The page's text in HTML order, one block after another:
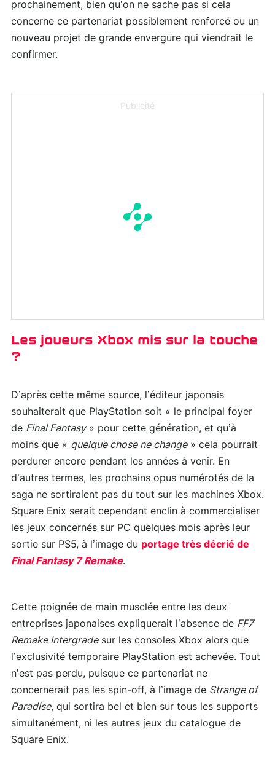
prochainement, bien qu’on ne sache pas si cela
concerne ce partenariat possiblement renforcé ou un
nouveau projet de grande envergure qui viendrait le
confirmer.
Publicité
Les joueurs Xbox mis sur la touche
?
D’après cette même source, l’éditeur japonais
souhaiterait que PlayStation soit « le principal foyer
de Final Fantasy» pour cette génération, et qu’à
moins que « quelque chose ne change» cela pourrait
perdurer encore pendant les années à venir. En
d’autres termes, les prochains opus numérotés de la
saga ne sortiraient pas du tout sur les machines Xbox.
Square Enix serait cependant enclin à commercialiser
les jeux concernés sur PC quelques mois après leur
sortie sur PS5, à l’image du portage très décrié de
Final Fantasy 7 Remake.
Cette poignée de main musclée entre les deux
entreprises japonaises expliquerait l’absence de FF7
Remake Intergradesur les consoles Xbox alors que
l’exclusivité temporaire PlayStation est achevée. Tout
n’est pas perdu, puisque ce partenariat ne
concernerait pas les spin-off, à l’image de Strange of
Paradise, qui sortira bel et bien sur tous les supports
simultanément, ni les autres jeux du catalogue de
Square Enix.